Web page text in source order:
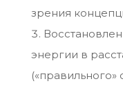
зрения
энергии в
(«правильного»